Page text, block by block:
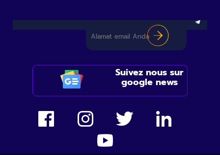
Suivez nous sur
google news